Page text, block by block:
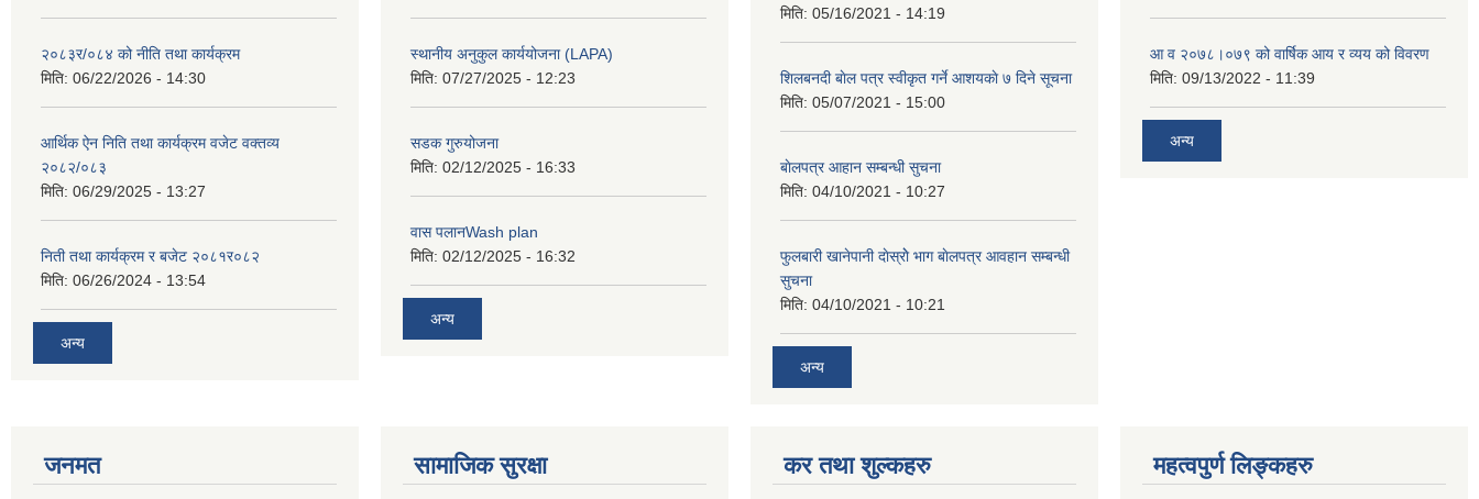
२०८३र/०८४ को नीति तथा कार्यक्रम
मिति: 06/22/2026 - 14:30
आर्थिक ऐन निति तथा कार्यक्रम वजेट वक्तव्य
२०८२/०८३
मिति: 06/29/2025 - 13:27
निती तथा कार्यक्रम र बजेट २०८१र०८२
मिति: 06/26/2024 - 13:54
अन्य
स्थानीय अनुकुल कार्ययोजना (LAPA)
मिति: 07/27/2025 - 12:23
सडक गुरुयोजना
मिति: 02/12/2025 - 16:33
वास पलानWash plan
मिति: 02/12/2025 - 16:32
अन्य
मिति: 05/16/2021 - 14:19
शिलबनदी बाेल पत्र स्वीकृत गर्ने आशयकाे ७ दिने सूचना
मिति: 05/07/2021 - 15:00
बाेलपत्र आहान सम्बन्धी सुचना
मिति: 04/10/2021 - 10:27
फुलबारी खानेपानी दाेस्राेे भाग बाेलपत्र आवहान सम्बन्धी
सुचना
मिति: 04/10/2021 - 10:21
अन्य
आ‍ व २०७८।०७९ को वार्षिक आय र व्यय को विवरण
मिति: 09/13/2022 - 11:39
अन्य
जनमत सामाजिक सुरक्षा कर तथा शुल्कहरु महत्वपुर्ण लिङ्कहरु